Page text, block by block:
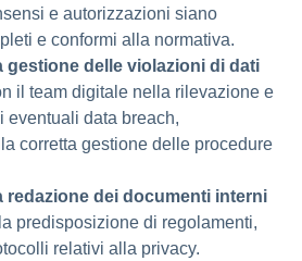
e autorizzazioni siano
e conformi alla normativa.
gestione delle violazioni di dati
il team digitale nella rilevazione e
eventuali data breach,
corretta gestione delle procedure
redazione dei documenti interni
predisposizione di regolamenti,
relativi alla privacy.